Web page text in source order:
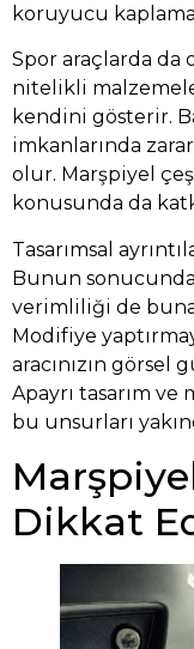
koruyucu
Spor araçlarda da
nitelikli
kendini gösterir.
imkanlarında
olur. Marşpiyel
konusunda da
Tasarımsal
Bunun sonucunda
verimliliği de buna
Modifiye
aracınızın
Apayrı tasarım
bu unsurları
Dikkat